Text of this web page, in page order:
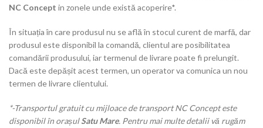
NC Concept in zonele unde există acoperire*.
În situația în care produsul nu se află în stocul curent de marfă, dar
produsul este disponibil la comandă, clientul are posibilitatea
comandării produsului, iar termenul de livrare poate fi prelungit.
Dacă este depășit acest termen, un operator va comunica un nou
termen de livrare clientului.
*-Transportul gratuit cu mijloace de transport NC Concept este
disponibil în orașulSatu Mare. Pentru mai multe detalii vă rugăm